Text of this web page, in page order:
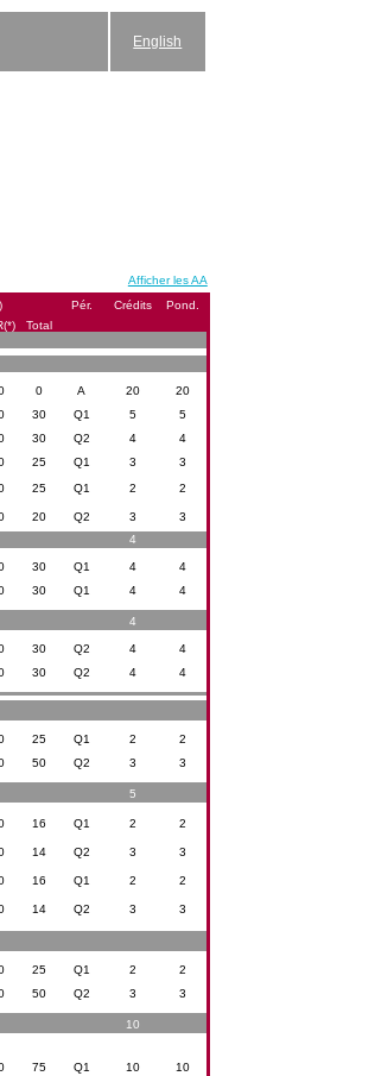
English
Afficher les AA
Pér. Crédits
Pond.
Total
0 A 20 20
30 Q1 5 5
30 Q2 4 4
25 Q1 3 3
25 Q1 2 2
20 Q2 3 3
4
30 Q1 4 4
30 Q1 4 4
4
30 Q2 4 4
30 Q2 4 4
25 Q1 2 2
50 Q2 3 3
5
16 Q1 2 2
14 Q2 3 3
16 Q1 2 2
14 Q2 3 3
25 Q1 2 2
50 Q2 3 3
10
75 Q1 10 10